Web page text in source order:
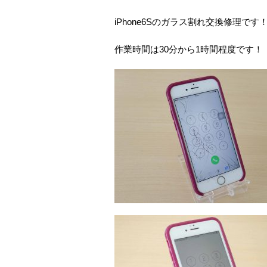
iPhone6Sのガラス割れ交換修理です
作業時間は30分から1時間程度です！